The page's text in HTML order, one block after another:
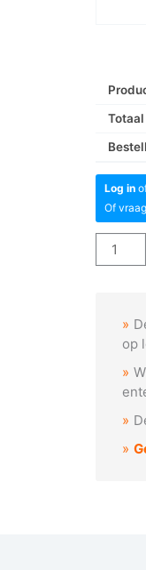
Log in
Of
-
op